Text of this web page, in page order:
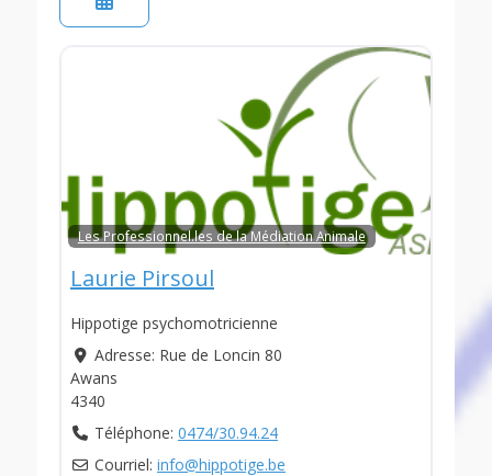
Les Professionnel.les de la Médiation Animale
Laurie Pirsoul
Hippotige psychomotricienne
Adresse: Rue de Loncin 80
Awans
4340
Téléphone: 0474/30.94.24
Courriel: info@hippotige.be